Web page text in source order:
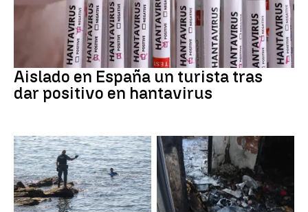
Aislado en España un turista tras
dar positivo en hantavirus
Ceuta Cataluña